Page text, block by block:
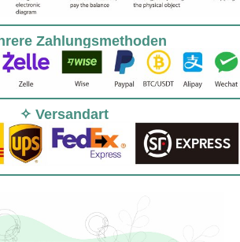
Zahlungsmethoden
✧ Versandart